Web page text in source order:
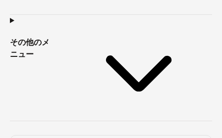
その他のメ
ニュー